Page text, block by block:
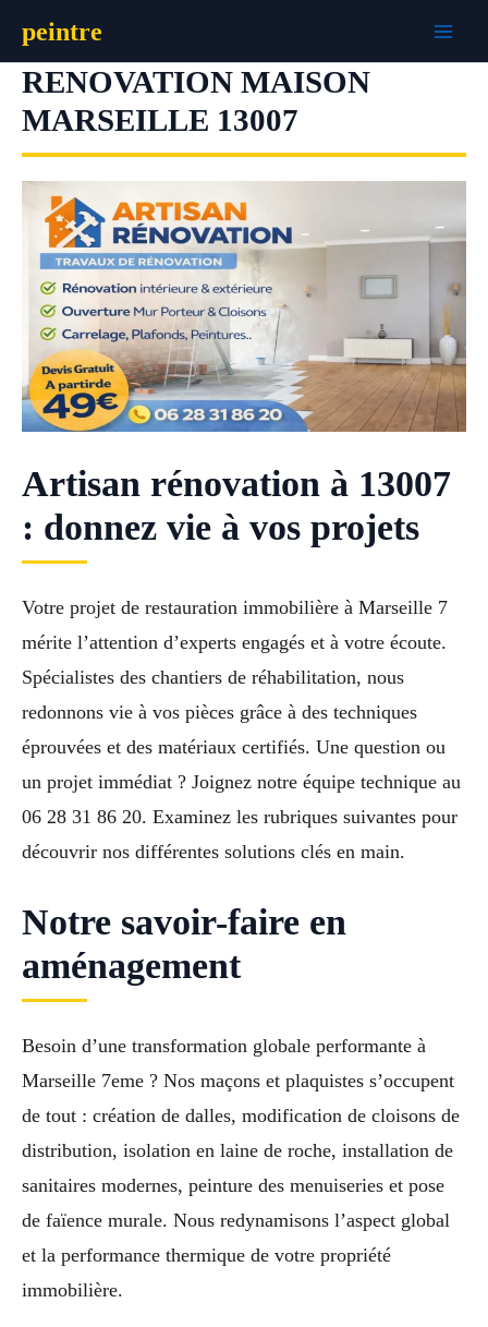
contenu
peintre
RENOVATION MAISON
MARSEILLE 13007
Artisan rénovation à 13007
: donnez vie à vos projets
Votre projet de restauration immobilière à Marseille 7
mérite l’attention d’experts engagés et à votre écoute.
Spécialistes des chantiers de réhabilitation, nous
redonnons vie à vos pièces grâce à des techniques
éprouvées et des matériaux certifiés. Une question ou
un projet immédiat ? Joignez notre équipe technique au
06 28 31 86 20. Examinez les rubriques suivantes pour
découvrir nos différentes solutions clés en main.
Notre savoir-faire en
aménagement
Besoin d’une transformation globale performante à
Marseille 7eme ? Nos maçons et plaquistes s’occupent
de tout : création de dalles, modification de cloisons de
distribution, isolation en laine de roche, installation de
sanitaires modernes, peinture des menuiseries et pose
de faïence murale. Nous redynamisons l’aspect global
et la performance thermique de votre propriété
immobilière.